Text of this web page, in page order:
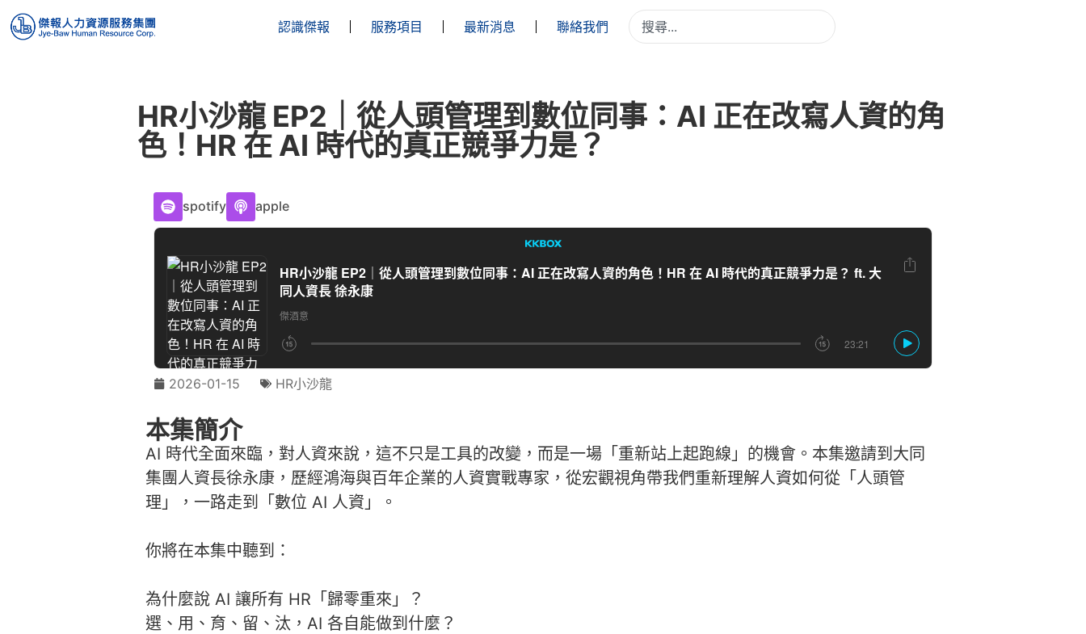
認識傑報 服務項目 最新消息 聯絡我們
HR小沙龍 EP2｜從人頭管理到數位同事：AI 正在改寫人資的角
色！HR 在 AI 時代的真正競爭力是？
spotify apple
2026-01-15 HR小沙龍
本集簡介
AI 時代全面來臨，對人資來說，這不只是工具的改變，而是一場「重新站上起跑線」的機會。本集邀請到大同
集團人資長徐永康，歷經鴻海與百年企業的人資實戰專家，從宏觀視角帶我們重新理解人資如何從「人頭管
理」，一路走到「數位 AI 人資」。
你將在本集中聽到：
為什麼說 AI 讓所有 HR「歸零重來」？
選、用、育、留、汰，AI 各自能做到什麼？